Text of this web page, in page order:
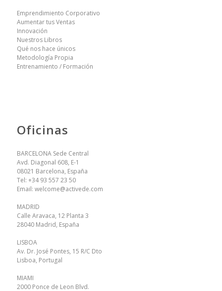
Emprendimiento Corporativo
Aumentar tus Ventas
Innovación
Nuestros Libros
Qué nos hace únicos
Metodología Propia
Entrenamiento / Formación
Oficinas
BARCELONA Sede Central
Avd. Diagonal 608, E-1
08021 Barcelona, España
Tel: +34 93 557 23 50
Email: welcome@activede.com
MADRID
Calle Aravaca, 12 Planta 3
28040 Madrid, España
LISBOA
Av. Dr. José Pontes, 15 R/C Dto
Lisboa, Portugal
MIAMI
2000 Ponce de Leon Blvd.